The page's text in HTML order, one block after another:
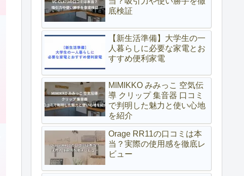
底検証
【新生活準備】大学生の一
人暮らしに必要な家電とお
すすめ便利家電
MIMIKKO みみっこ 空気伝
導 クリップ 集音器 口コミ
で判明した魅力と使い心地
を紹介
Orage RR11の口コミは本
当？実際の使用感を徹底レ
ビュー